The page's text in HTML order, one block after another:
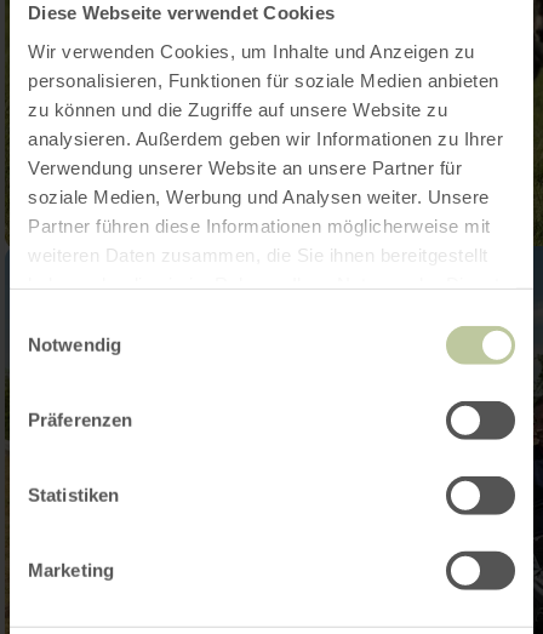
Diese Webseite verwendet Cookies
Wir verwenden Cookies, um Inhalte und Anzeigen zu
personalisieren, Funktionen für soziale Medien anbieten
zu können und die Zugriffe auf unsere Website zu
analysieren. Außerdem geben wir Informationen zu Ihrer
Verwendung unserer Website an unsere Partner für
soziale Medien, Werbung und Analysen weiter. Unsere
Partner führen diese Informationen möglicherweise mit
weiteren Daten zusammen, die Sie ihnen bereitgestellt
Notwendig
Präferenzen
Statistiken
Marketing